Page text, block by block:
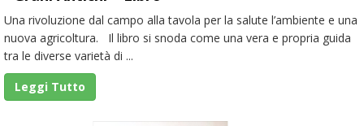
Una rivoluzione dal campo alla tavola per la salute l’ambiente e una
nuova agricoltura. Il libro si snoda come una vera e propria guida
tra le diverse varietà di ...
Leggi Tutto